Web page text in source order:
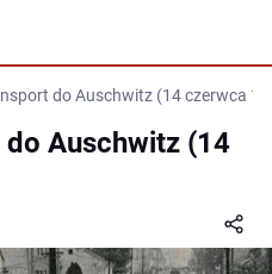
do Auschwitz (14 czerwca
Auschwitz (14